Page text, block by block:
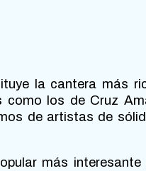
la cantera más
como los de Cruz
de artistas de
más